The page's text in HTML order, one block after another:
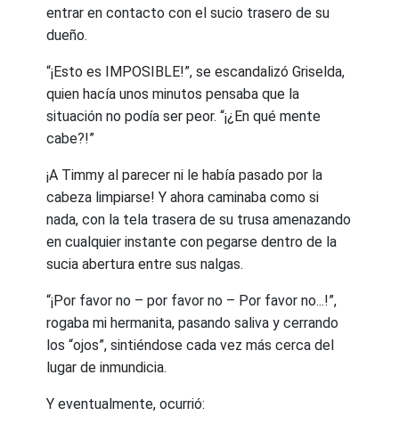
entrar en contacto con el sucio trasero de su
dueño.
“¡Esto es IMPOSIBLE!”, se escandalizó Griselda,
quien hacía unos minutos pensaba que la
situación no podía ser peor. “¡¿En qué mente
cabe?!”
¡A Timmy al parecer ni le había pasado por la
cabeza limpiarse! Y ahora caminaba como si
nada, con la tela trasera de su trusa amenazando
en cualquier instante con pegarse dentro de la
sucia abertura entre sus nalgas.
“¡Por favor no – por favor no – Por favor no...!”,
rogaba mi hermanita, pasando saliva y cerrando
los “ojos”, sintiéndose cada vez más cerca del
lugar de inmundicia.
Y eventualmente, ocurrió: